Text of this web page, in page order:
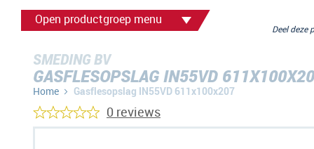
Open productgroep menu
SMEDING BV
GASFLESOPSLAG IN55VD
Home Gasflesopslag IN55VD 611x100x207
Deel
0 reviews
Ga